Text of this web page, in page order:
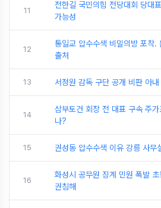
11
전한길 국민의힘 전당대회 당대
가능성
12
통일교 압수수색 비밀의방 포착
출처
13 서정원 감독 구단 공개 비판 아
14
삼부토건 회장 전 대표 구속 주
나?
15 권성동 압수수색 이유 강릉 사무
16
화성시 공무원 징계 민원 폭발
권침해